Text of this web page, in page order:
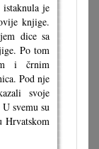
je
knjige.
dice sa
Po tom
i črnim
Pod nje
svoje
svemu su
Hrvatskom